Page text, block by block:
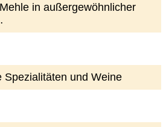
in außergewöhnlicher
Spezialitäten und Weine